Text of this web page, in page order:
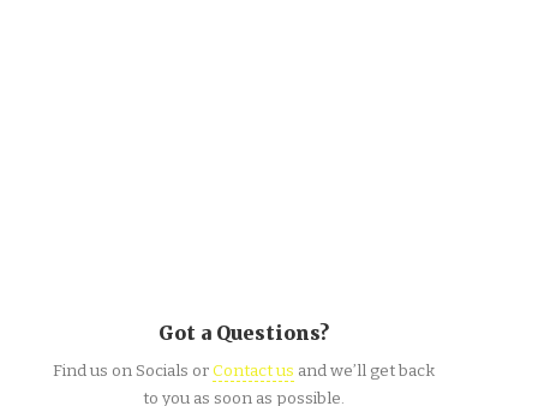
Got a Questions?
Find us on Socials orContact us and we’ll get back
to you as soon as possible.